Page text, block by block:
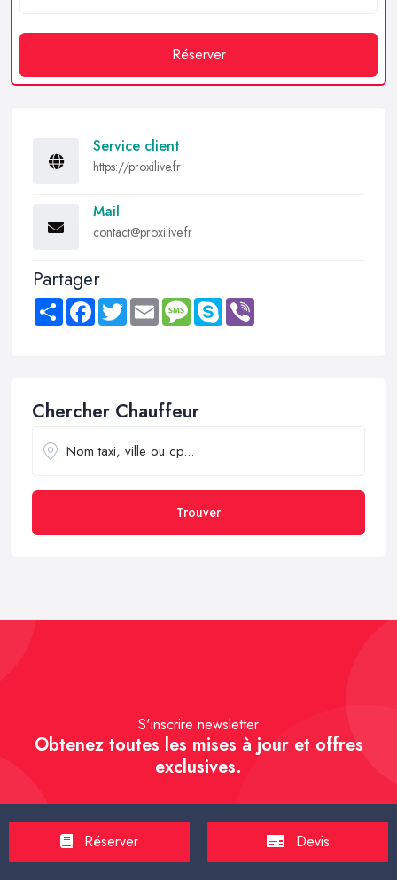
Réserver
Service client
https://proxilive.fr
Mail
contact@proxilive.fr
Partager
Share FacebookTwitter Email MessageSkype
Chercher Chauffeur
Trouver
S'inscrire newsletter
Obtenez toutes les mises à jour et offres
exclusives.
S'inscrire
Réserver Devis